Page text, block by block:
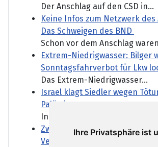
Ihre Privatsphäre ist
Der Anschlag auf den CSD in...
Keine Infos zum Netzwerk des
Das Schweigen des BND
Schon vor dem Anschlag
Extrem-Niedrigwasser: Bilger
Sonntagsfahrverbot für Lkw
Das Extrem-Niedrigwasser...
Israel klagt Siedler wegen
Palästinensers an
In den vergangenen Jahren...
Zwei Straßenbahnen kollidiert
Verletzte in Gelsenkirchen